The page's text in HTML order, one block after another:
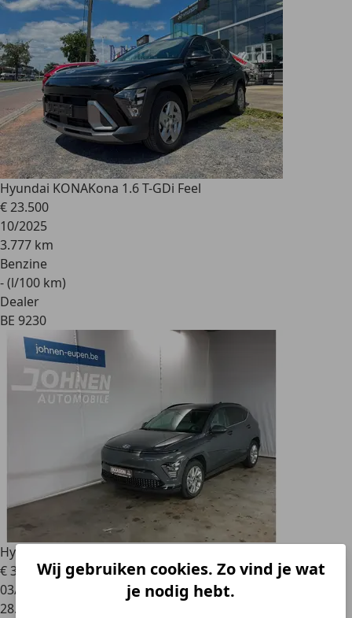
Wij gebruiken cookies. Zo vind je wat
je nodig hebt.
Hyundai KONAKona 1.6 T-GDi Feel
€ 23.500
10/2025
3.777 km
Benzine
- (l/100 km)
Dealer
BE 9230
Hyundai KONA
€ 33.9901
03/2024
28.000 km